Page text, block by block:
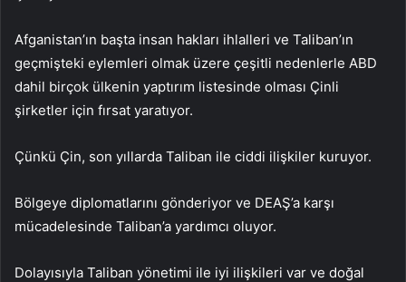
Afganistan’ın başta insan hakları ihlalleri ve Taliban’ın
geçmişteki eylemleri olmak üzere çeşitli nedenlerle ABD
dahil birçok ülkenin yaptırım listesinde olması Çinli
şirketler için fırsat yaratıyor.
Çünkü Çin, son yıllarda Taliban ile ciddi ilişkiler kuruyor.
Bölgeye diplomatlarını gönderiyor ve DEAŞ’a karşı
mücadelesinde Taliban’a yardımcı oluyor.
Dolayısıyla Taliban yönetimi ile iyi ilişkileri var ve doğal